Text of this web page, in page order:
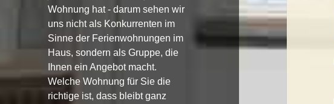
Wohnung hat - darum sehen wir
uns nicht als Konkurrenten im
Sinne der Ferienwohnungen im
Haus, sondern als Gruppe, die
Ihnen ein Angebot macht.
Welche Wohnung für Sie die
richtige ist, dass bleibt ganz